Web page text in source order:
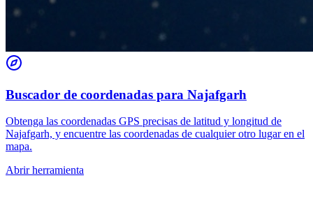
Buscador de coordenadas para Najafgarh
Obtenga las coordenadas GPS precisas de latitud y longitud de
Najafgarh, y encuentre las coordenadas de cualquier otro lugar en el
mapa.
Abrir herramienta